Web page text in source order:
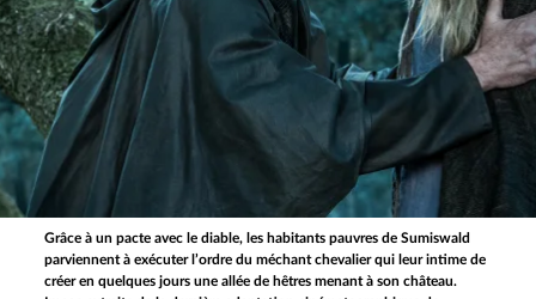
Grâce à un pacte avec le diable, les habitants pauvres de Sumiswald
parviennent à exécuter l’ordre du méchant chevalier qui leur intime de
créer en quelques jours une allée de hêtres menant à son château.